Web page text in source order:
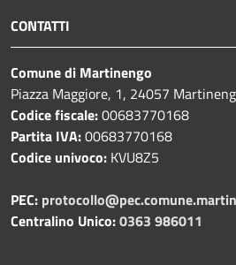
CONTATTI
Comune di Martinengo
Piazza Maggiore, 1, 24057
Codice fiscale:00683770168
Partita IVA:00683770168
Codice univoco: KVU8Z5
PEC:
Centralino Unico:0363 986011